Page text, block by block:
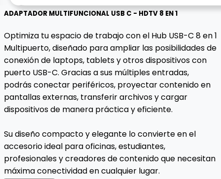
ADAPTADOR MULTIFUNCIONAL USB C - HDTV 8 EN 1
Optimiza tu espacio de trabajo con el Hub USB-C 8 en 1
Multipuerto, diseñado para ampliar las posibilidades de
conexión de laptops, tablets y otros dispositivos con
puerto USB-C. Gracias a sus múltiples entradas,
podrás conectar periféricos, proyectar contenido en
pantallas externas, transferir archivos y cargar
dispositivos de manera práctica y eficiente.
Su diseño compacto y elegante lo convierte en el
accesorio ideal para oficinas, estudiantes,
profesionales y creadores de contenido que necesitan
máxima conectividad en cualquier lugar.